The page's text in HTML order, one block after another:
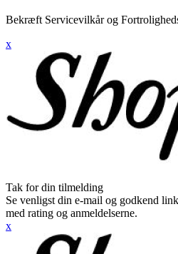
Bekræft Servicevilkår og
x
Tak for din tilmelding
Se venligst din e-mail og godkend
med rating og anmeldelserne.
x